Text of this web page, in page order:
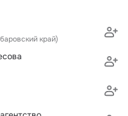
край)